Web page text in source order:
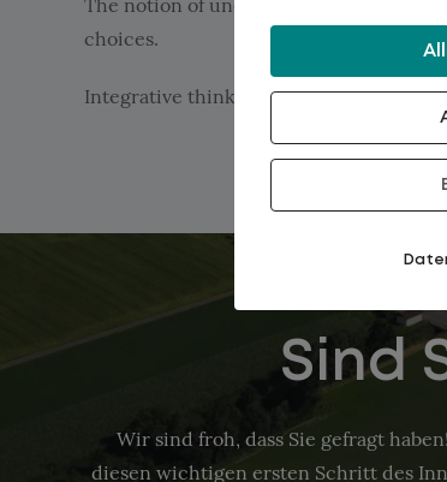
choices.
Integrative thinking is the way to learn
Sind
Wir sind froh, dass Sie gefragt
diesen wichtigen ersten Schritt des